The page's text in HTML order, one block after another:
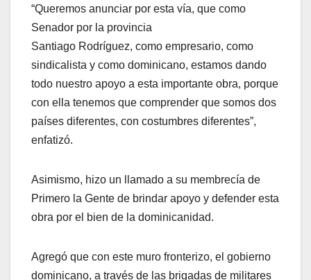
“Queremos anunciar por esta vía, que como
Senador por la provincia
Santiago Rodríguez, como empresario, como
sindicalista y como dominicano, estamos dando
todo nuestro apoyo a esta importante obra, porque
con ella tenemos que comprender que somos dos
países diferentes, con costumbres diferentes”,
enfatizó.
Asimismo, hizo un llamado a su membrecía de
Primero la Gente de brindar apoyo y defender esta
obra por el bien de la dominicanidad.
Agregó que con este muro fronterizo, el gobierno
dominicano, a través de las brigadas de militares